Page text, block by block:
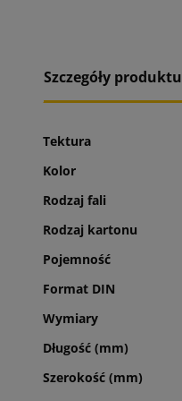
Szczegóły produktu
Tektura
Kolor
Rodzaj fali
Rodzaj kartonu
Pojemność
Format DIN
Wymiary
Długość (mm)
Szerokość (mm)